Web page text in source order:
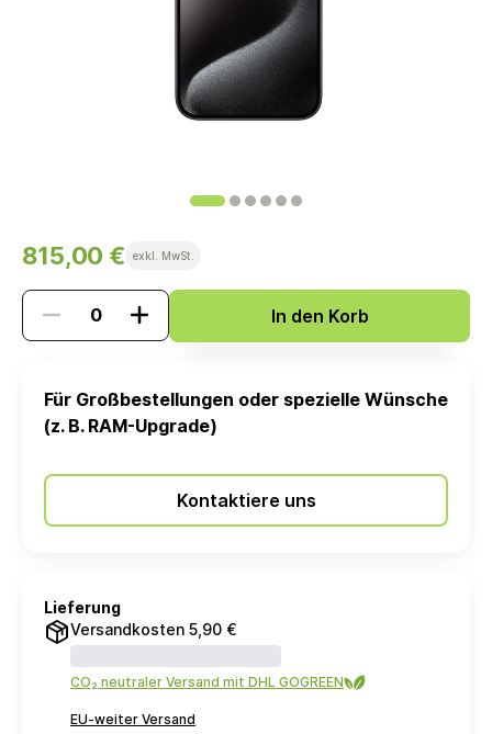
815,00 € exkl. MwSt.
In den Korb
Für Großbestellungen oder spezielle Wünsche
(z. B. RAM-Upgrade)
Kontaktiere uns
Lieferung
Versandkosten 5,90 €
CO₂ neutraler Versand mit DHL GOGREEN
EU-weiter Versand